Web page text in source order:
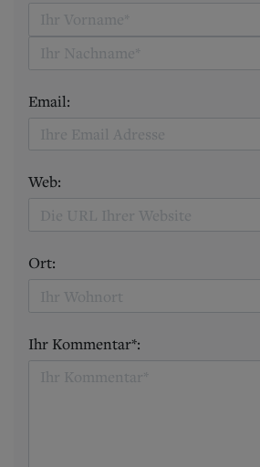
Email:
Web:
Ort:
Ihr Kommentar*: